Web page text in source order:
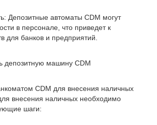
Депозитные автоматы CDM могут
в персонале, что приведет к
для банков и предприятий.
депозитную машину CDM
CDM для внесения наличных
внесения наличных необходимо
шаги: